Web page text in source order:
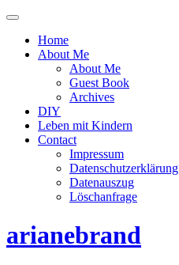
Menü
oder
ausblenden
Home
About Me
About Me
Guest Book
Archives
DIY
Leben mit Kindern
Contact
Impressum
Datenschutzerklärung
Datenauszug
Löschanfrage
arianebrand